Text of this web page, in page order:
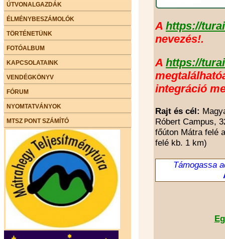
ÚTVONALGAZDÁK
ÉLMÉNYBESZÁMOLÓK
TÖRTÉNETÜNK
FOTÓALBUM
KAPCSOLATAINK
VENDÉGKÖNYV
FÓRUM
NYOMTATVÁNYOK
MTSZ PONT SZÁMÍTÓ